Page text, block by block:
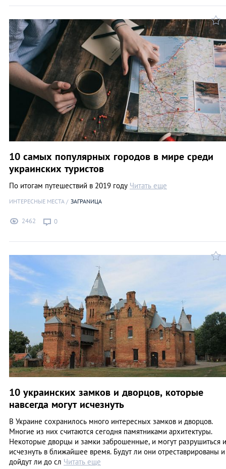
10 самых популярных городов в мире среди
украинских туристов
По итогам путешествий в 2019 году Читать еще
ИНТЕРЕСНЫЕ МЕСТА ЗАГРАNИЦА
2462 0
10 украинских замков и дворцов, которые
навсегда могут исчезнуть
В Украине сохранилось много интересных замков и дворцов.
Многие из них считаются сегодня памятниками архитектуры.
Некоторые дворцы и замки заброшенные, и могут разрушиться и
исчезнуть в ближайшее время. Будут ли они отреставрированы и
дойдут ли до сл Читать еще